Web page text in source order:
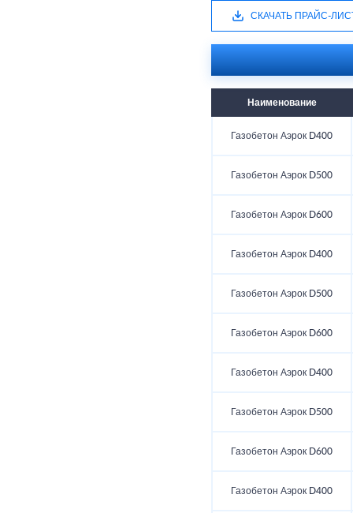
СКАЧАТЬ ПРАЙС-
Наименование
Газобетон Аэрок D400
Газобетон Аэрок D500
Газобетон Аэрок D600
Газобетон Аэрок D400
Газобетон Аэрок D500
Газобетон Аэрок D600
Газобетон Аэрок D400
Газобетон Аэрок D500
Газобетон Аэрок D600
Газобетон Аэрок D400